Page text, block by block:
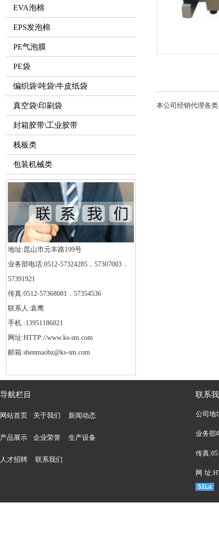
EVA泡棉
EPS发泡棉
PE气泡膜
PE袋
编织袋\吨袋\牛皮纸袋
真空袋\印刷袋
封箱胶带\工业胶带
栈板类
包装机械类
地址:昆山市元丰路199号
业务部电话:0512-57324285．57307003．
57391921
传真:0512-57368081．57354536
联系人:袁鹰
手机 :13951186021
网址:HTTP://www.ks-sm.com
邮箱:shenmaobz@ks-sm.com
本公司经销代理各
导航栏目
网站首页 关于我们 新闻动态
产品展示 企业荣誉 生产设备
人才招聘 联系我们
联系
公司地
业务部
传真
网 址
51La